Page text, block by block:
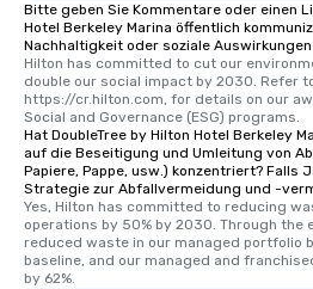
Bitte geben Sie Kommentare oder einen
Hotel Berkeley Marina öffentlich
Nachhaltigkeit oder soziale Auswirkungen
Hilton has committed to cut our
double our social impact by 2030. Refer
https://cr.hilton.com, for details on our
Social and Governance (ESG) programs.
Hat DoubleTree by Hilton Hotel Berkeley
auf die Beseitigung und Umleitung von
Papiere, Pappe, usw.) konzentriert? Falls
Strategie zur Abfallvermeidung und -
Yes, Hilton has committed to reducing
operations by 50% by 2030. Through the
reduced waste in our managed portfolio
baseline, and our managed and
by 62%.